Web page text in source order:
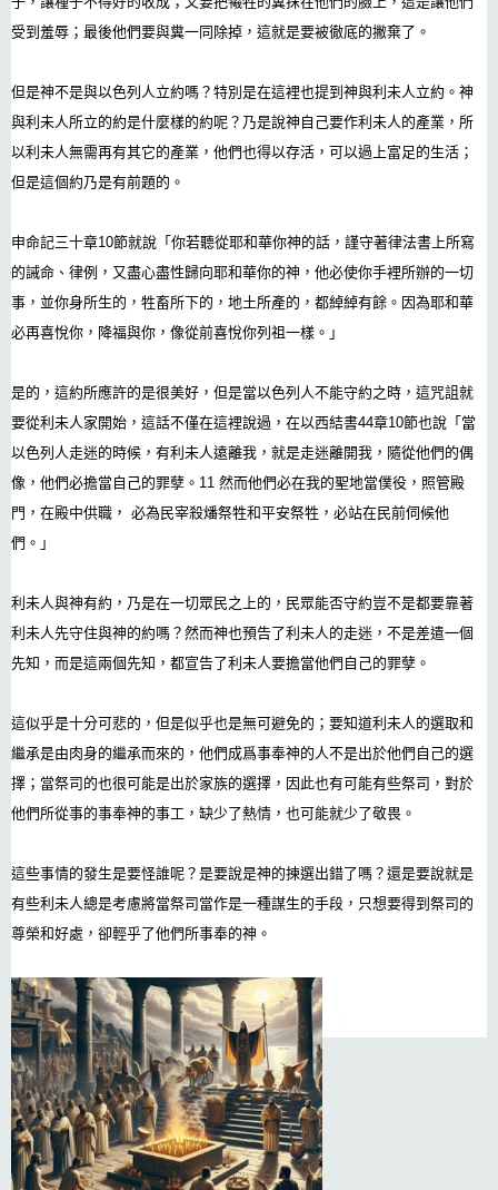
受到羞辱；最後他們要與糞一同除掉，這就是要被徹底的撇棄了。
但是神不是與以色列人立約嗎？特別是在這裡也提到神與利未人立約。神
與利未人所立的約是什麼樣的約呢？乃是說神自己要作利未人的產業，所
以利未人無需再有其它的產業，他們也得以存活，可以過上富足的生活；
但是這個約乃是有前題的。
申命記三十章10節就說「你若聽從耶和華你神的話，謹守著律法書上所寫
的誡命、律例，又盡心盡性歸向耶和華你的神，他必使你手裡所辦的一切
事，並你身所生的，牲畜所下的，地土所產的，都綽綽有餘。因為耶和華
必再喜悅你，降福與你，像從前喜悅你列祖一樣。」
是的，這約所應許的是很美好，但是當以色列人不能守約之時，這咒詛就
要從利未人家開始，這話不僅在這裡說過，在以西結書44章10節也說「當
以色列人走迷的時候，有利未人遠離我，就是走迷離開我，隨從他們的偶
像，他們必擔當自己的罪孽。11 然而他們必在我的聖地當僕役，照管殿
門，在殿中供職， 必為民宰殺燔祭牲和平安祭牲，必站在民前伺候他
們。」
利未人與神有約，乃是在一切眾民之上的，民眾能否守約豈不是都要靠著
利未人先守住與神的約嗎？然而神也預告了利未人的走迷，不是差遣一個
先知，而是這兩個先知，都宣告了利未人要擔當他們自己的罪孽。
這似乎是十分可悲的，但是似乎也是無可避免的；要知道利未人的選取和
繼承是由肉身的繼承而來的，他們成爲事奉神的人不是出於他們自己的選
擇；當祭司的也很可能是出於家族的選擇，因此也有可能有些祭司，對於
他們所從事的事奉神的事工，缺少了熱情，也可能就少了敬畏。
這些事情的發生是要怪誰呢？是要說是神的揀選出錯了嗎？還是要說就是
有些利未人總是考慮將當祭司當作是一種謀生的手段，只想要得到祭司的
尊榮和好處，卻輕乎了他們所事奉的神。